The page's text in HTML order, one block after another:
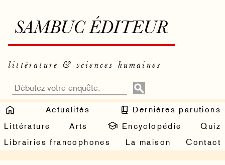
SAMBUC ÉDITEUR
littérature & sciences humaines
Actualités
Dernières parutions
Littérature
Arts Encyclopédie
Quiz
Librairies francophones
La maison Contact